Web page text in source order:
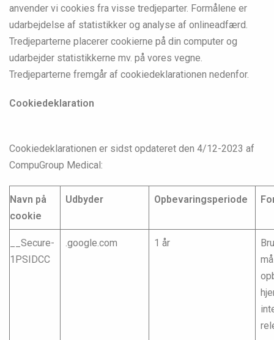
anvender vi cookies fra visse tredjeparter. Formålene er
udarbejdelse af statistikker og analyse af onlineadfærd.
Tredjeparterne placerer cookierne på din computer og
udarbejder statistikkerne mv. på vores vegne.
Tredjeparterne fremgår af cookiedeklarationen nedenfor.
Cookiedeklaration
Cookiedeklarationen er sidst opdateret den 4/12-2023 af
CompuGroup Medical:
Navn på
cookie
Udbyder Opbevaringsperiode
__Secure-
1PSIDCC
.google.com 1 år